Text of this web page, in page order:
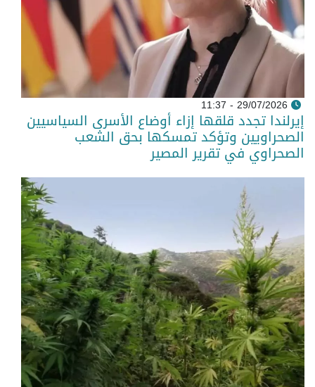
29/07/2026 - 11:37
إيرلندا تجدد قلقها إزاء أوضاع الأسرى السياسيين
الصحراويين وتؤكد تمسكها بحق الشعب
الصحراوي في تقرير المصير